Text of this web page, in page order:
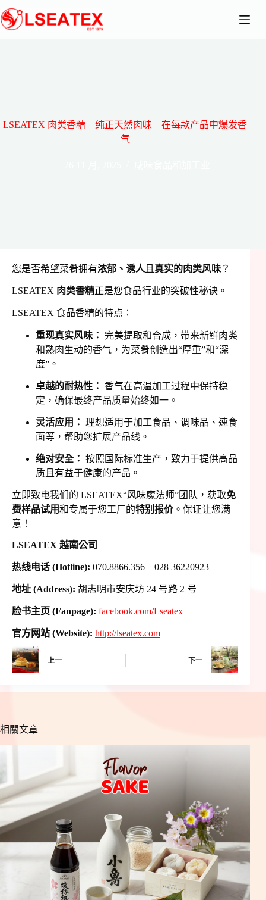
跳
至
LSEATEX 肉类香精 – 纯正天然肉味 – 在每款产品中爆发香
气
您是否希望菜肴拥有浓郁、诱人 且 真实的肉类风味 ？
LSEATEX 肉类香精正是您食品行业的突破性秘诀。
LSEATEX 食品香精的特点：
重现真实风味： 完美提取和合成，带来新鲜肉类
和熟肉生动的香气，为菜肴创造出“厚重”和“深
度”。
卓越的耐热性： 香气在高温加工过程中保持稳
定，确保最终产品质量始终如一。
灵活应用： 理想适用于加工食品、调味品、速食
面等，帮助您扩展产品线。
绝对安全： 按照国际标准生产，致力于提供高品
质且有益于健康的产品。
立即致电我们的 LSEATEX“风味魔法师”团队，获取免
费样品试用和专属于您工厂的特别报价。保证让您满
意！
LSEATEX 越南公司
热线电话 (Hotline): 070.8866.356 – 028 36220923
地址 (Address): 胡志明市安庆坊 24 号路 2 号
脸书主页 (Fanpage): facebook.com/Lseatex
官方网站 (Website): http://lseatex.com
上一 下一
相關文章